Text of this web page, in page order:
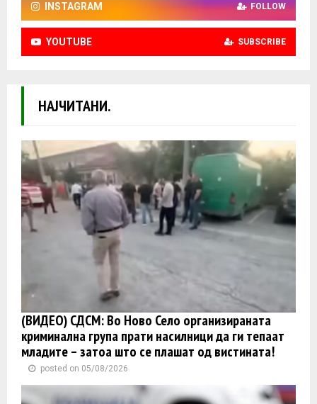
INSTAGRAM FOLLOW
YOUTUBE SUBSCRIBE
НАЈЧИТАНИ.
(ВИДЕО) СДСМ: Во Ново Село организираната
криминална група прати насилници да ги тепаат
младите – затоа што се плашат од вистината!
posted on 05/08/2026